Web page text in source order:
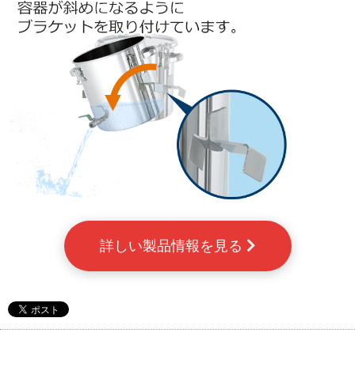
詳しい製品情報を見る